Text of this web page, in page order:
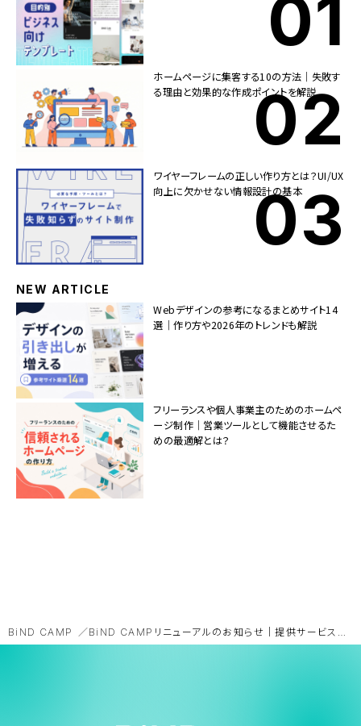
ホームページに集客する10の方法｜失敗す
る理由と効果的な作成ポイントを解説
ワイヤーフレームの正しい作り方とは？UI/UX
向上に欠かせない情報設計の基本
NEW ARTICLE
Webデザインの参考になるまとめサイト14
選｜作り方や2026年のトレンドも解説
フリーランスや個人事業主のためのホームペ
ージ制作｜営業ツールとして機能させるた
めの最適解とは？
BiND CAMP